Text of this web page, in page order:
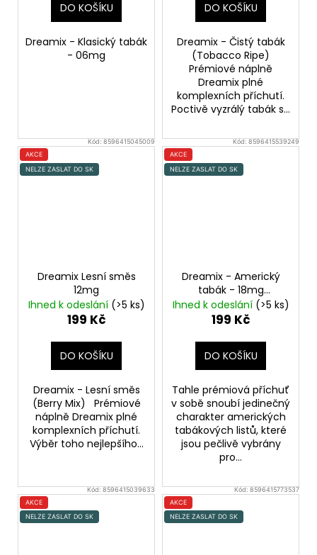
DO KOŠÍKU
Dreamix - Klasický tabák
- 06mg
DO KOŠÍKU
Dreamix - Čistý tabák
(Tobacco Ripe)
Prémiové náplně
Dreamix plné
komplexních příchutí.
Poctivě vyzrálý tabák s...
Kód:8596415045009
AKCE
NELZE ZASLAT DO SK
Dreamix Lesní směs
12mg
Ihned k odeslání (>5 ks)
199 Kč
DO KOŠÍKU
Dreamix - Lesní směs
(Berry Mix) Prémiové
náplně Dreamix plné
komplexních příchutí.
Výběr toho nejlepšího...
Kód:8596415539249
AKCE
NELZE ZASLAT DO SK
Dreamix - Americký
tabák - 18mg
American Dream
Ihned k odeslání (>5 ks)
199 Kč
DO KOŠÍKU
Tahle prémiová příchuť
v sobě snoubí jedinečný
charakter amerických
tabákových listů, které
jsou pečlivě vybrány
pro...
Kód:8596415039633
AKCE
NELZE ZASLAT DO SK
Kód:8596415773537
AKCE
NELZE ZASLAT DO SK